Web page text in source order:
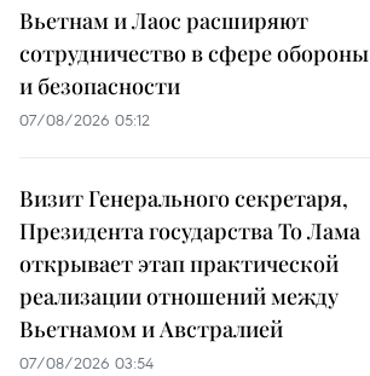
Вьетнам и Лаос расширяют
сотрудничество в сфере обороны
и безопасности
07/08/2026 05:12
Визит Генерального секретаря,
Президента государства То Лама
открывает этап практической
реализации отношений между
Вьетнамом и Австралией
07/08/2026 03:54